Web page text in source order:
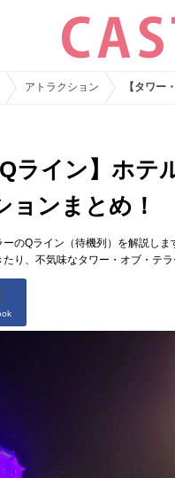
アトラクション 【タワー
ライン】ホテ
ョンまとめ！
のQライン（待機列）を解説し
り、不気味なタワー・オブ・テラ